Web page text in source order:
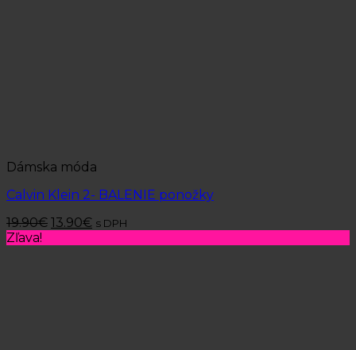
Dámska móda
Calvin Klein 2- BALENIE ponožky
19.90€ 13.90€ s DPH
Zľava!